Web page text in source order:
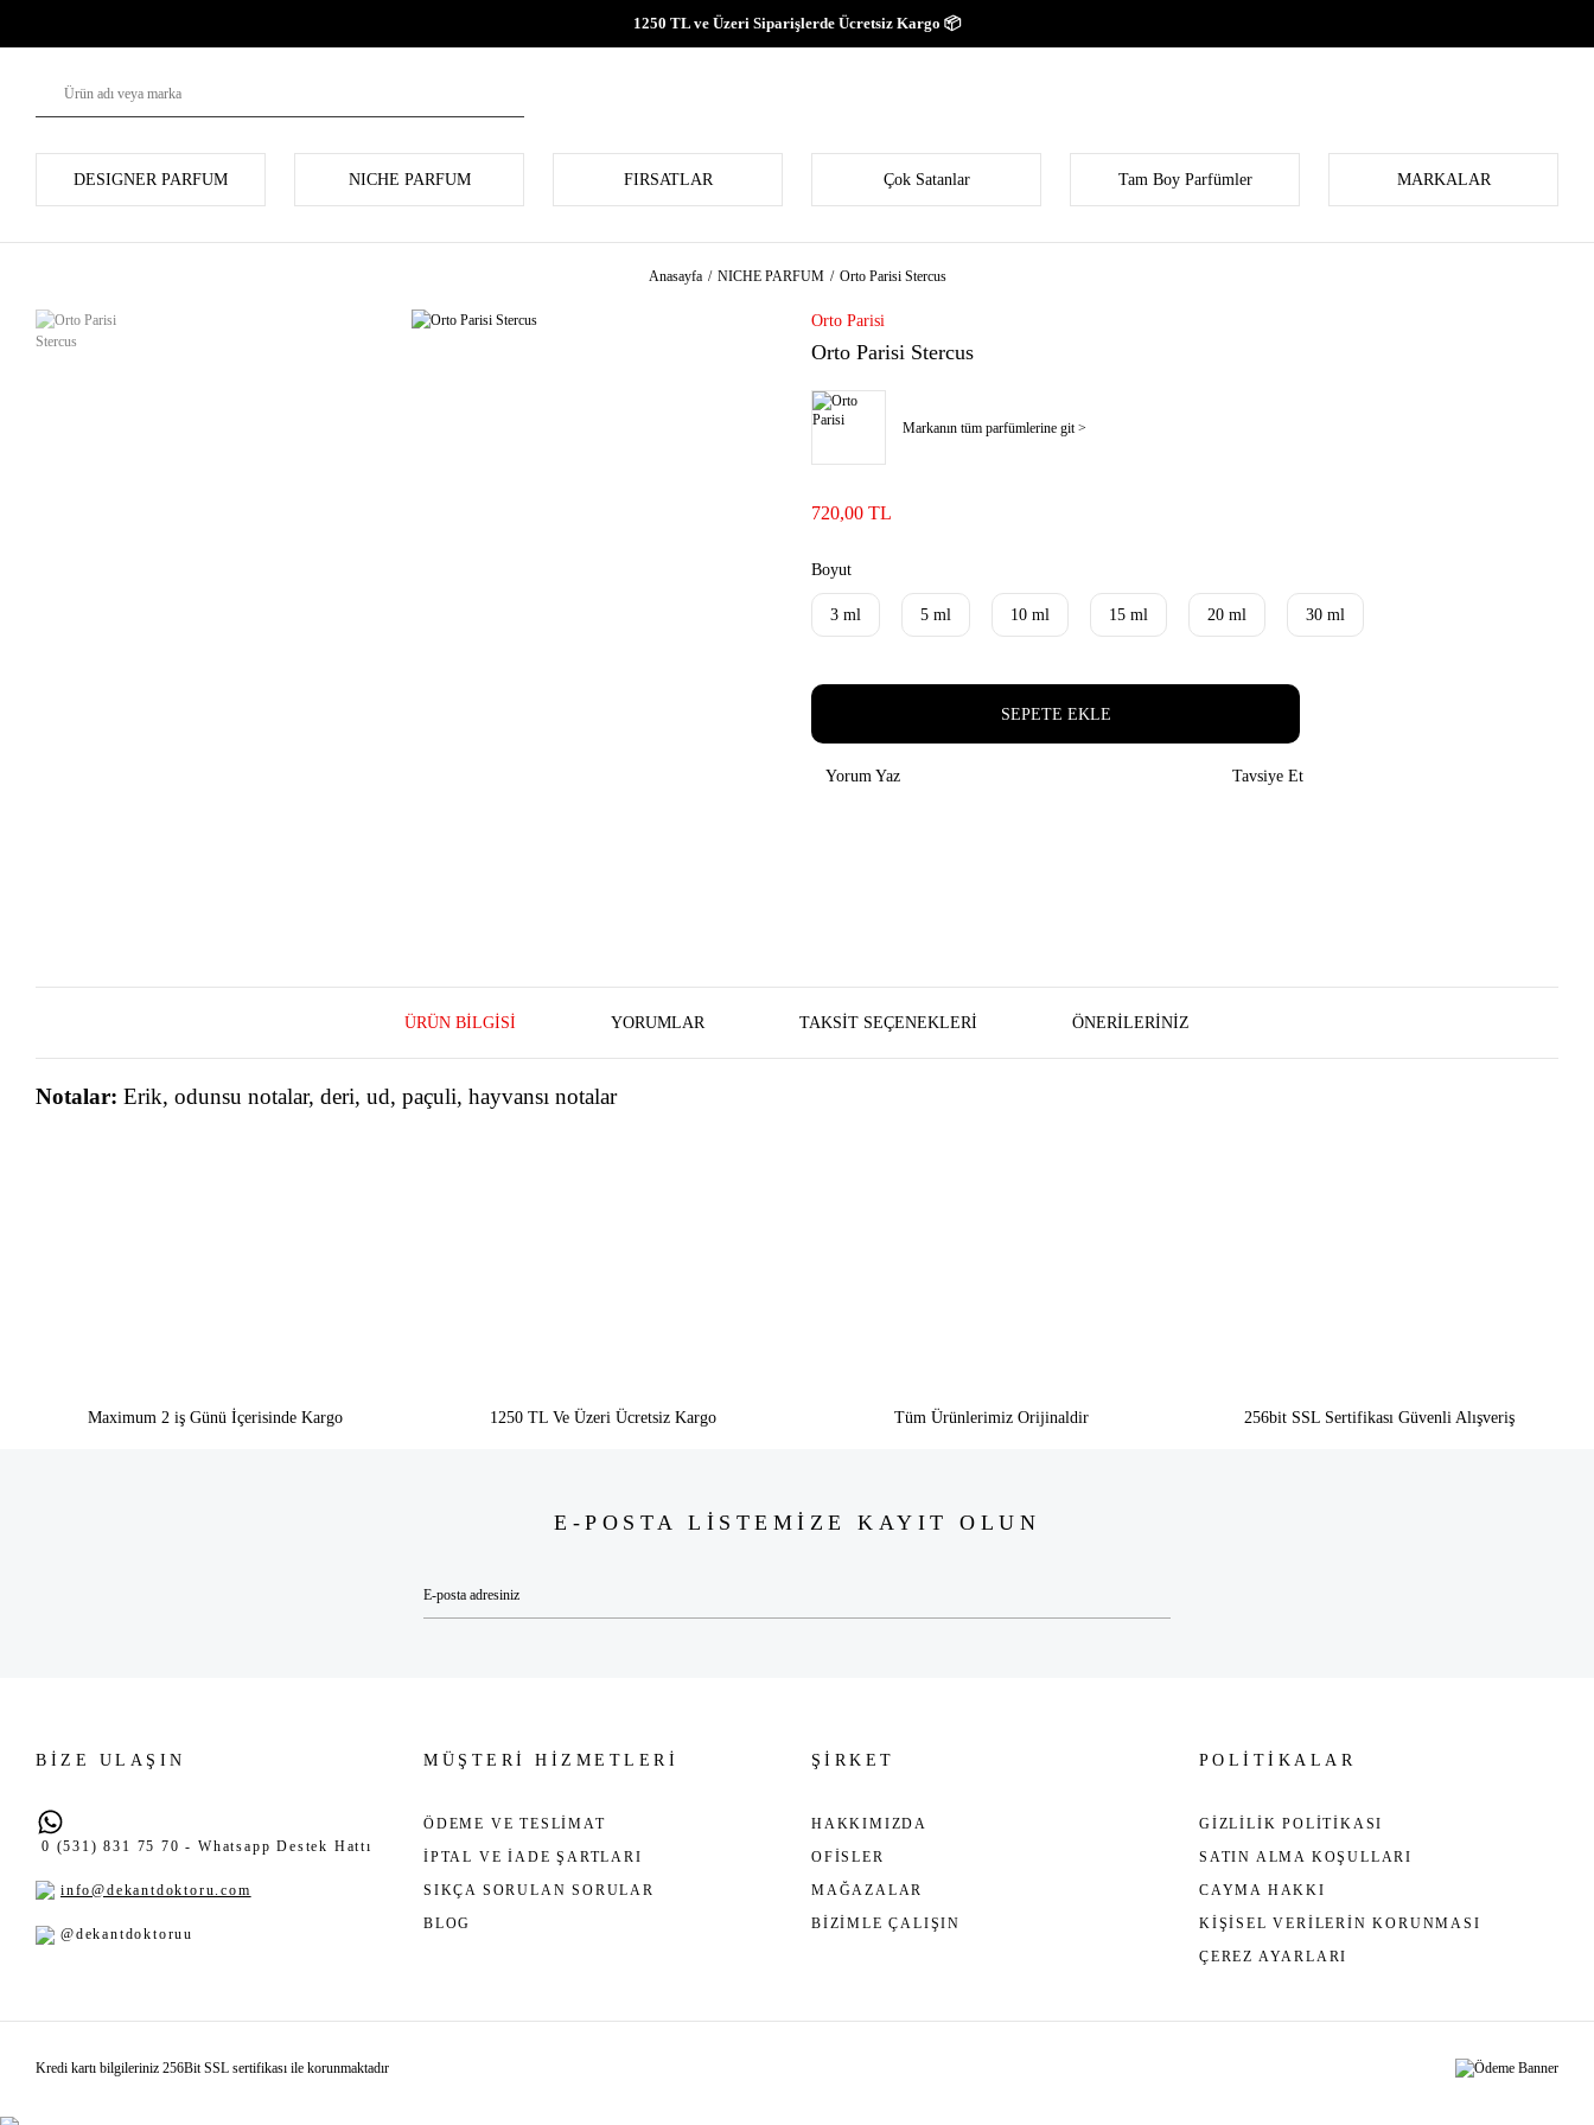
1250 TL ve Üzeri Siparişlerde Ücretsiz Kargo 📦
DESIGNER PARFUM NICHE PARFUM FIRSATLAR Çok Satanlar Tam Boy Parfümler MARKALAR
Anasayfa NICHE PARFUM Orto Parisi Stercus
Orto Parisi
Orto Parisi Stercus
Markanın tüm parfümlerine git >
720,00 TL
Boyut
3 ml 5 ml 10 ml 15 ml 20 ml 30 ml
SEPETE EKLE
Yorum Yaz Tavsiye Et
ÜRÜN BILGISI YORUMLAR TAKSIT SEÇENEKLERI ÖNERILERINIZ
Notalar: Erik, odunsu notalar, deri, ud, paçuli, hayvansı notalar
Maximum 2 iş Günü İçerisinde Kargo 1250 TL Ve Üzeri Ücretsiz Kargo Tüm Ürünlerimiz Orijinaldir 256bit SSL Sertifikası Güvenli Alışveriş
E-POSTA LİSTEMİZE KAYIT OLUN
BİZE ULAŞIN
0 (531) 831 75 70 - Whatsapp Destek Hattı
info@dekantdoktoru.com
@dekantdoktoruu
MÜŞTERİ HİZMETLERİ
ÖDEME VE TESLİMAT
İPTAL VE İADE ŞARTLARI
SIKÇA SORULAN SORULAR
BLOG
ŞİRKET
HAKKIMIZDA
OFİSLER
MAĞAZALAR
BİZİMLE ÇALIŞIN
POLİTİKALAR
GİZLİLİK POLİTİKASI
SATIN ALMA KOŞULLARI
CAYMA HAKKI
KİŞİSEL VERİLERİN KORUNMASI
ÇEREZ AYARLARI
Kredi kartı bilgileriniz 256Bit SSL sertifikası ile korunmaktadır